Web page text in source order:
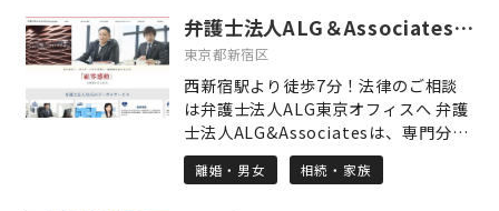
た前向きな一歩を描いていただけるよ
う、私自身もその一助となれることを
願っています。「相談してよかった」
「これで少し安心できる」と思ってい
ただけるよう、丁寧で真摯な対応を心
からお約束します。
し 〇確定拠出年金（企業型DC）の導
入支援 〇年金相談・申請の手続き など
支援に力を入れております。 会社にと
って多くのメリットがございますの
で、詳しくは当事務所ホームページを
ご覧いただき、お気軽にご連絡くださ
い。
弁護士法人ALG＆Associates 東京オフィス
東京都新宿区
西新宿駅より徒歩7分！法律のご相談
は弁護士法人ALG東京オフィスへ 弁護
士法人ALG&Associatesは、専門分野
に特化した弁護士が集う「総合病院
型」の事業スキームと、あらゆるリー
離婚・男女 相続・家族